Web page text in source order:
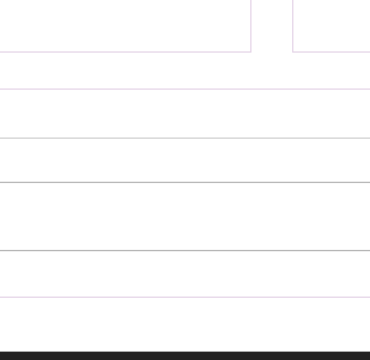
席の快適性が大幅ア
ャ